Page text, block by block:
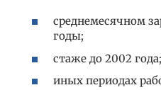
среднемесячном
годы;
стаже до 2002 года;
иных периодах